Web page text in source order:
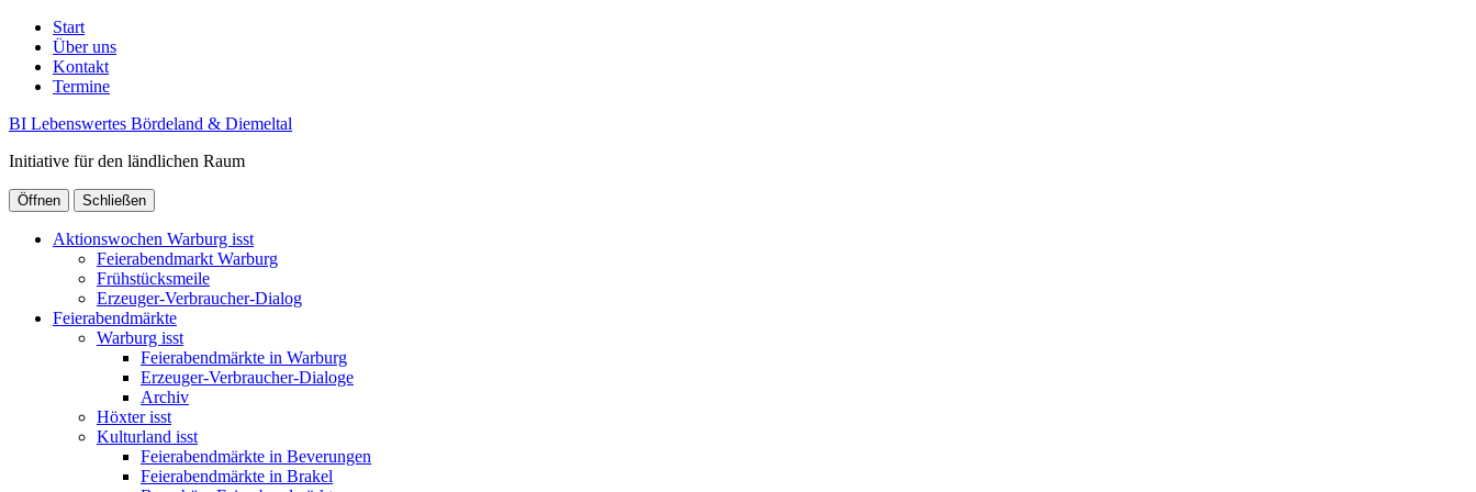
Start
Über uns
Kontakt
Termine
BI Lebenswertes Bördeland & Diemeltal
Initiative für den ländlichen Raum
Öffnen Schließen
Aktionswochen Warburg isst
Feierabendmarkt Warburg
Frühstücksmeile
Erzeuger-Verbraucher-Dialog
Feierabendmärkte
Warburg isst
Feierabendmärkte in Warburg
Erzeuger-Verbraucher-Dialoge
Archiv
Höxter isst
Kulturland isst
Feierabendmärkte in Beverungen
Feierabendmärkte in Brakel